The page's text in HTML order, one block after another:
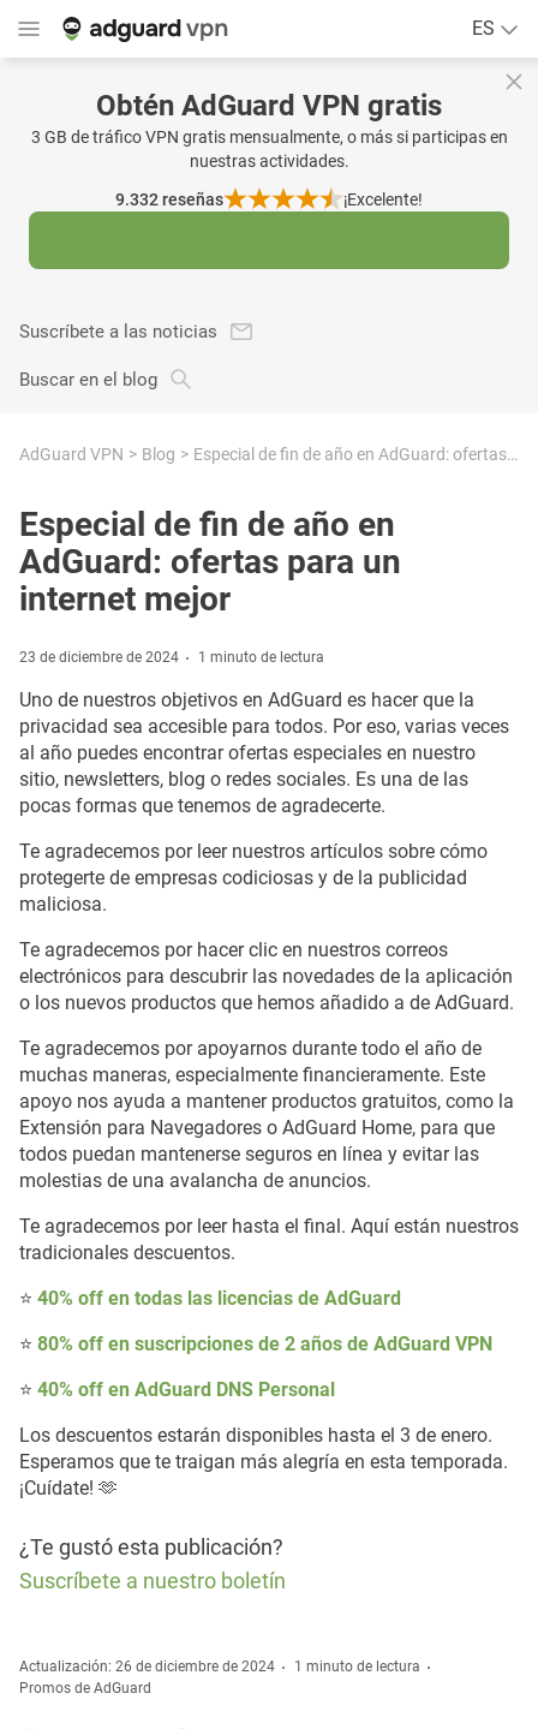
ES
Obtén AdGuard VPN gratis
3 GB de tráfico VPN gratis mensualmente, o más si participas en
nuestras actividades.
9.332reseñas ¡Excelente!
Suscríbete a las noticias
Buscar en el blog
AdGuard VPN Blog Especial de fin de año en AdGuard: ofertas para un internet mejor
Especial de fin de año en
AdGuard: ofertas para un
internet mejor
23 de diciembre de 2024 1 minuto de lectura
Uno de nuestros objetivos en AdGuard es hacer que la
privacidad sea accesible para todos. Por eso, varias veces
al año puedes encontrar ofertas especiales en nuestro
sitio, newsletters, blog o redes sociales. Es una de las
pocas formas que tenemos de agradecerte.
Te agradecemos por leer nuestros artículos sobre cómo
protegerte de empresas codiciosas y de la publicidad
maliciosa.
Te agradecemos por hacer clic en nuestros correos
electrónicos para descubrir las novedades de la aplicación
o los nuevos productos que hemos añadido a de AdGuard.
Te agradecemos por apoyarnos durante todo el año de
muchas maneras, especialmente financieramente. Este
apoyo nos ayuda a mantener productos gratuitos, como la
Extensión para Navegadores o AdGuard Home, para que
todos puedan mantenerse seguros en línea y evitar las
molestias de una avalancha de anuncios.
Te agradecemos por leer hasta el final. Aquí están nuestros
tradicionales descuentos.
⭐ 40% off en todas las licencias de AdGuard
⭐ 80% off en suscripciones de 2 años de AdGuard VPN
⭐ 40% off en AdGuard DNS Personal
Los descuentos estarán disponibles hasta el 3 de enero.
Esperamos que te traigan más alegría en esta temporada.
¡Cuídate! 🫶
¿Te gustó esta publicación?
Suscríbete a nuestro boletín
Actualización: 26 de diciembre de 2024
1 minuto de lectura
Promos de AdGuard